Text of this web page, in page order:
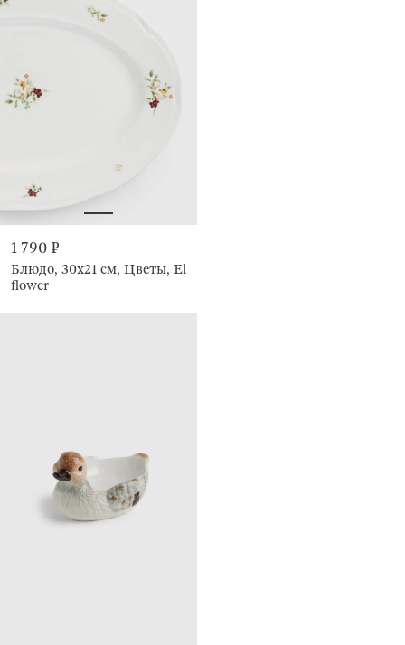
1 790 ₽
Блюдо, 30х21 см, Цветы, El
flower